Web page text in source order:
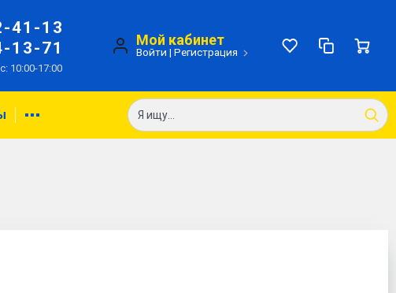
41-13
13-71
10:00-17:00
Мой кабинет
Войти |Регистрация